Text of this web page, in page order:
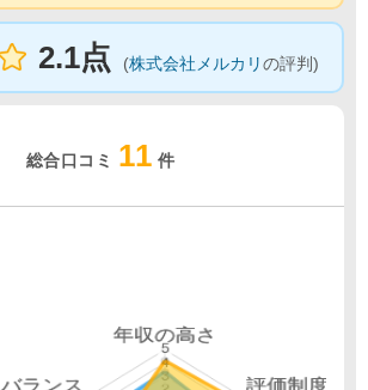
2.1点 (株式会社メルカリの評判)
総合口コミ 11 件